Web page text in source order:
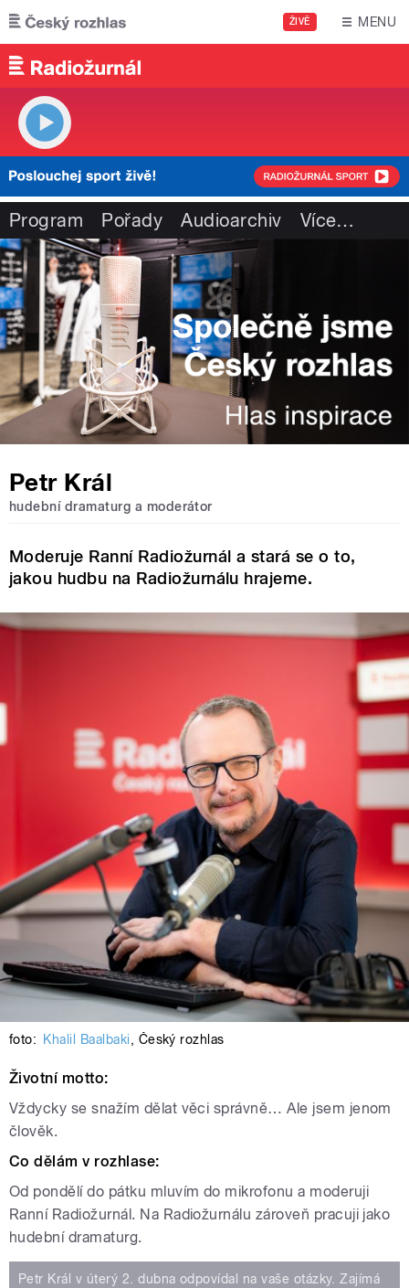
Přejít k hlavnímu obsahu
ŽIVĚ MENU
Program Pořady Audioarchiv Více…
Petr Král
hudební dramaturg a moderátor
Moderuje Ranní Radiožurnál a stará se o to,
jakou hudbu na Radiožurnálu hrajeme.
foto: Khalil Baalbaki, Český rozhlas
Životní motto:
Vždycky se snažím dělat věci správně… Ale jsem jenom
člověk.
Co dělám v rozhlase:
Od pondělí do pátku mluvím do mikrofonu a moderuji
Ranní Radiožurnál. Na Radiožurnálu zároveň pracuji jako
hudební dramaturg.
Petr Král v úterý 2. dubna odpovídal na vaše otázky. Zajímá